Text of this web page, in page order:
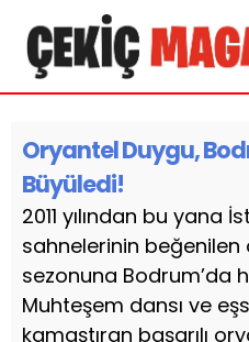
Oryantel Duygu,
Büyüledi!
2011 yılından bu yana
sahnelerinin beğenilen
sezonuna Bodrum’da
Muhteşem dansı ve
kamaştıran başarılı